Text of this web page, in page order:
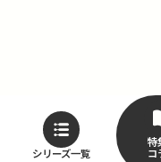
シリーズ一覧
特
コ